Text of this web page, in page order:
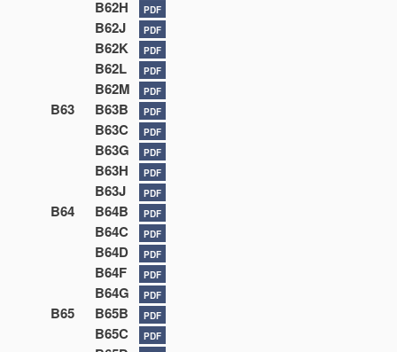
B62H PDF
B62J PDF
B62K PDF
B62L PDF
B62M PDF
B63 B63B PDF
B63C PDF
B63G PDF
B63H PDF
B63J PDF
B64 B64B PDF
B64C PDF
B64D PDF
B64F PDF
B64G PDF
B65 B65B PDF
B65C PDF